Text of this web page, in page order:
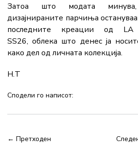
Затоа што модата
дизајнираните парчиња
последните креации од LA
SS26, облека што денес ја
како дел од личната колекција.
Н.Т
Сподели го написот:
← Претходен